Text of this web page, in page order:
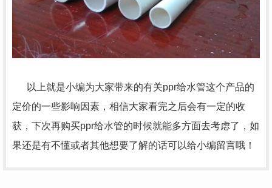
以上就是小编为大家带来的有关ppr给水管这个产品的
定价的一些影响因素，相信大家看完之后会有一定的收
获，下次再购买ppr给水管的时候就能多方面去考虑了，如
果还是有不懂或者其他想要了解的话可以给小编留言哦！